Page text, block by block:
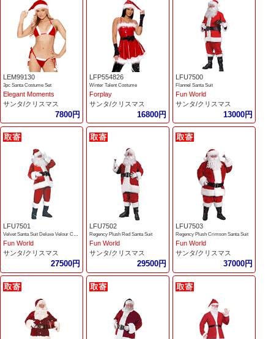
LEM99130
3pc Santa Costume Set
Elegant Moments
サンタ/クリスマス
7800円
LFP554826
Winter Talent Costume
Forplay
サンタ/クリスマス
16800円
LFU7500
Flannel Santa Suit
Fun World
サンタ/クリスマス
13000円
LFU7501
Velvet Santa Suit Deluxe Velour Costume
Fun World
サンタ/クリスマス
27500円
LFU7502
Regency Plush Red Santa Suit
Fun World
サンタ/クリスマス
29500円
LFU7503
Regency Plush Crimson Santa Suit
Fun World
サンタ/クリスマス
37000円